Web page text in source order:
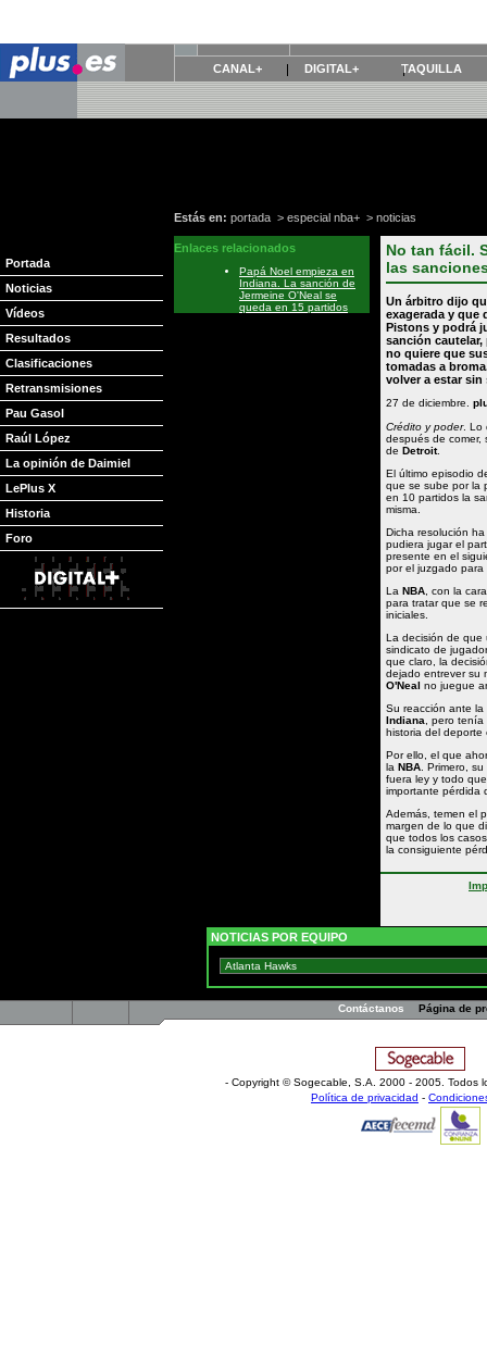
CANAL+ DIGITAL+ TAQUILLA
Portada
Noticias
Vídeos
Resultados
Clasificaciones
Retransmisiones
Pau Gasol
Raúl López
La opinión de Daimiel
LePlus X
Historia
Foro
Estás en: portada > especial nba+ > noticias
Enlaces relacionados
Papá Noel empieza en
Indiana. La sanción de
Jermeine O'Neal se
queda en 15 partidos
No tan fácil.
las
Un árbitro dijo
exagerada y que
Pistons y podrá
sanción
no quiere que
tomadas a
volver a estar sin
27 de diciembre.
Crédito y poder. Lo
después de comer,
de Detroit.
El último episodio
que se sube por la
en 10 partidos la
misma.
Dicha resolución
pudiera jugar el
presente en el
por el juzgado
La NBA , con la
para tratar que se
iniciales.
La decisión de que
sindicato de
que claro, la
dejado entrever su
O'Neal no juegue
Su reacción ante
Indiana , pero
historia del deporte
Por ello, el que
la NBA . Primero,
fuera ley y todo
importante pérdida
Además, temen el
margen de lo que
que todos los
la consiguiente
NOTICIAS POR EQUIPO
Contáctanos Página de
- Copyright © Sogecable, S.A. 2000 - 2005. Todos
Política de privacidad -